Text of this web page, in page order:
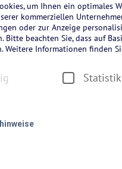
um Ihnen ein optimales
kommerziellen
oder zur Anzeige
Bitte beachten Sie, dass auf
Weitere Informationen finden
Statistik